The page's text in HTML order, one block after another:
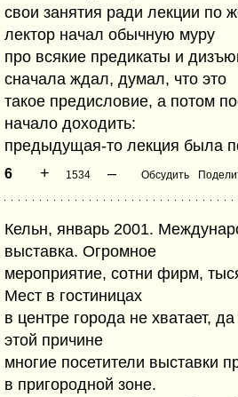
свои занятия ради лекции по
лектор начал обычную муру
про всякие предикаты и
сначала ждал, думал, что это
такое предисловие, а потом
начало доходить:
предыдущая-то лекция была
6 + 1534 – Обсудить
Кельн, январь 2001.
выставка. Огромное
мероприятие, сотни фирм,
Мест в гостиницах
в центре города не хватает,
этой причине
многие посетители выставки
в пригородной зоне.